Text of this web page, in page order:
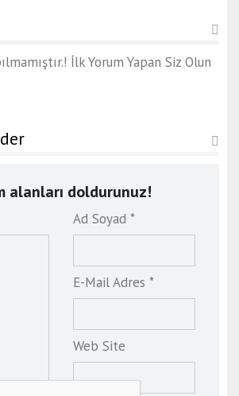
İlk Yorum Yapan Siz Olun
alanları doldurunuz!
Ad Soyad *
E-Mail Adres *
Web Site